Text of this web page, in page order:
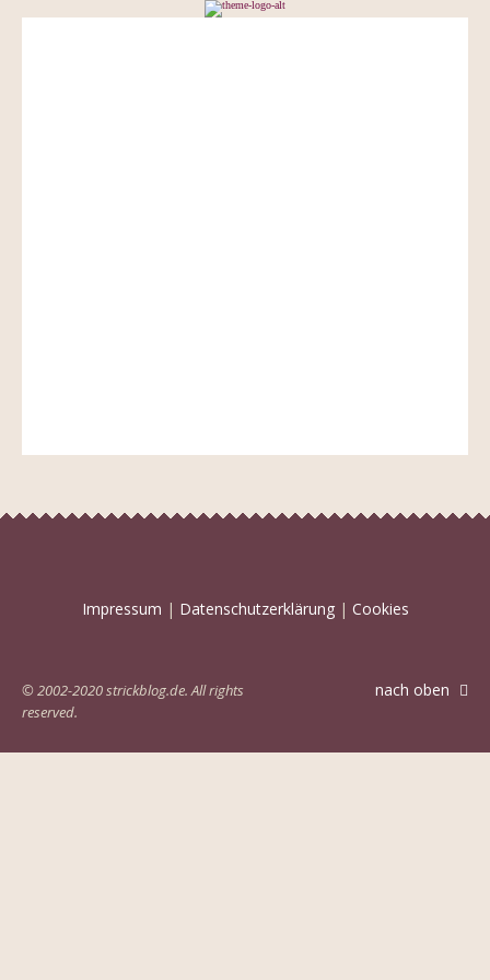
Impressum | Datenschutzerklärung| Cookies
© 2002-2020 strickblog.de. All rights
reserved.
nach oben